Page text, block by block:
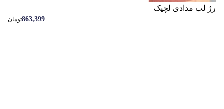
رژ لب مدادی لچیک
863,399تومان